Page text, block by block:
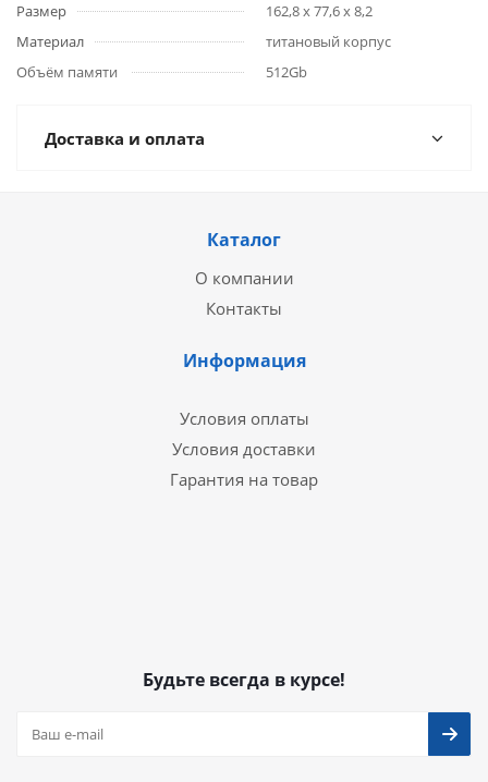
Размер
162,8 x 77,6 x 8,2
Материал
титановый корпус
Объём памяти
512Gb
Доставка и оплата
Каталог
О компании
Контакты
Информация
Условия оплаты
Условия доставки
Гарантия на товар
Будьте всегда в курсе!